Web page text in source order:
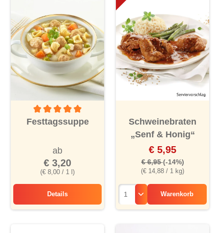
Durchschnittliche Bewertung von 5 von 5 Sternen
Festtagssuppe
(€ 8,00 / 1 l)
ab
€ 3,20
Details
Festtagssuppe
Schweinebraten
„Senf & Honig“
(€ 14,88 / 1 kg)
€ 5,95
€ 6,95(-14%)
Warenkorb